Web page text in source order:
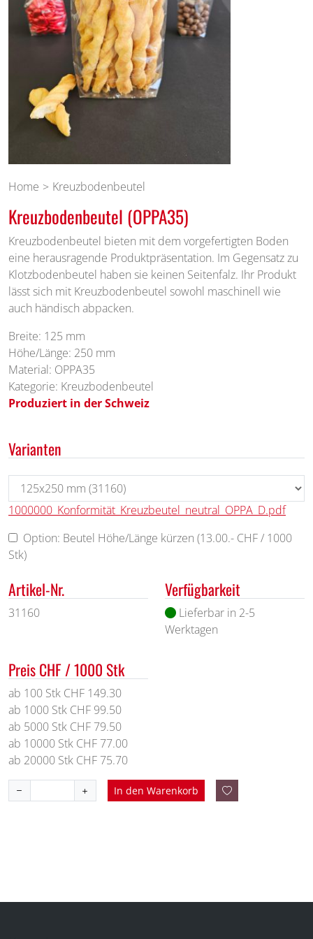
Home Kreuzbodenbeutel
Kreuzbodenbeutel (OPPA35)
Kreuzbodenbeutel bieten mit dem vorgefertigten Boden
eine herausragende Produktpräsentation. Im Gegensatz zu
Klotzbodenbeutel haben sie keinen Seitenfalz. Ihr Produkt
lässt sich mit Kreuzbodenbeutel sowohl maschinell wie
auch händisch abpacken.
Breite: 125 mm
Höhe/Länge: 250 mm
Material: OPPA35
Kategorie: Kreuzbodenbeutel
Produziert in der Schweiz
Varianten
1000000_Konformität_Kreuzbeutel_neutral_OPPA_D.pdf
Option: Beutel Höhe/Länge kürzen (13.00.- CHF / 1000
Stk)
Artikel-Nr.
31160
Verfügbarkeit
Lieferbar in 2-5
Werktagen
Preis CHF / 1000 Stk
ab 100 Stk CHF 149.30
ab 1000 Stk CHF 99.50
ab 5000 Stk CHF 79.50
ab 10000 Stk CHF 77.00
ab 20000 Stk CHF 75.70
In den Warenkorb